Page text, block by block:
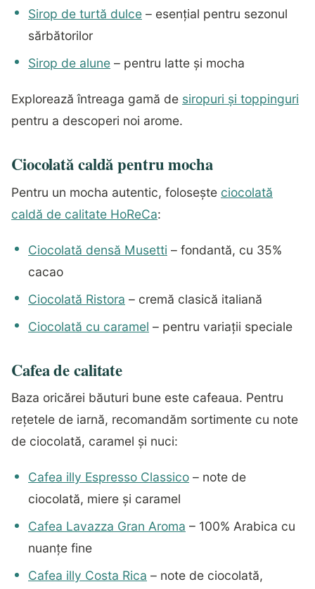
Sirop de turtă dulce – esențial pentru sezonul
sărbătorilor
Sirop de alune – pentru latte și mocha
Explorează întreaga gamă de siropuri și toppinguri
pentru a descoperi noi arome.
Ciocolată caldă pentru mocha
Pentru un mocha autentic, folosește ciocolată
caldă de calitate HoReCa:
Ciocolată densă Musetti – fondantă, cu 35%
cacao
Ciocolată Ristora – cremă clasică italiană
Ciocolată cu caramel – pentru variații speciale
Cafea de calitate
Baza oricărei băuturi bune este cafeaua. Pentru
rețetele de iarnă, recomandăm sortimente cu note
de ciocolată, caramel și nuci:
Cafea illy Espresso Classico – note de
ciocolată, miere și caramel
Cafea Lavazza Gran Aroma – 100% Arabica cu
nuanțe fine
Cafea illy Costa Rica – note de ciocolată,